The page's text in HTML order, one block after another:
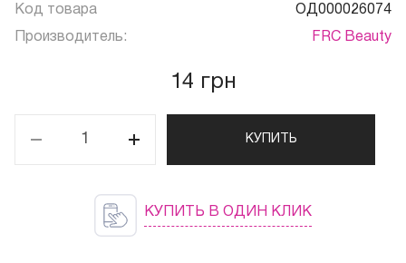
Код товара ОД000026074
Производитель: FRC Beauty
14 грн
КУПИТЬ
КУПИТЬ В ОДИН КЛИК